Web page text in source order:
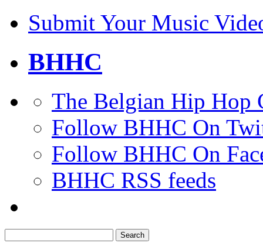
Submit Your Music
BHHC
The Belgian Hip Hop
Follow BHHC On
Follow BHHC On
BHHC RSS feeds
for: